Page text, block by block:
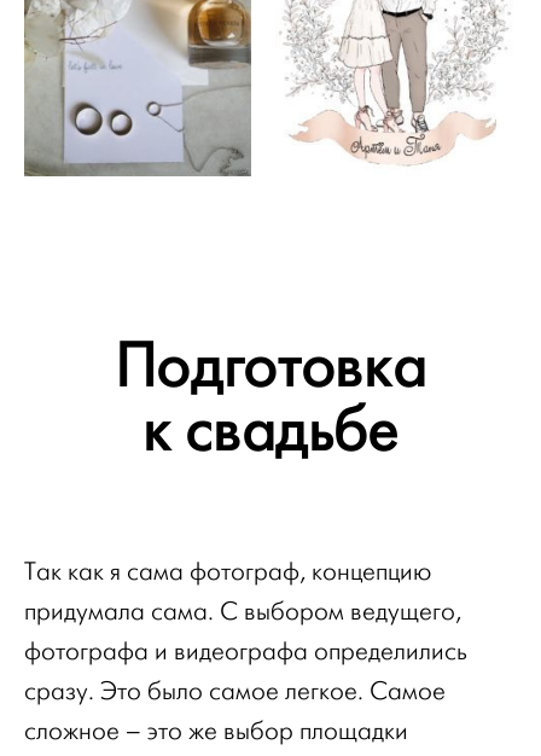
Подготовка
к свадьбе
Так как я сама фотограф, концепцию
придумала сама. С выбором ведущего,
фотографа и видеографа определились
сразу. Это было самое легкое. Самое
сложное – это же выбор площадки